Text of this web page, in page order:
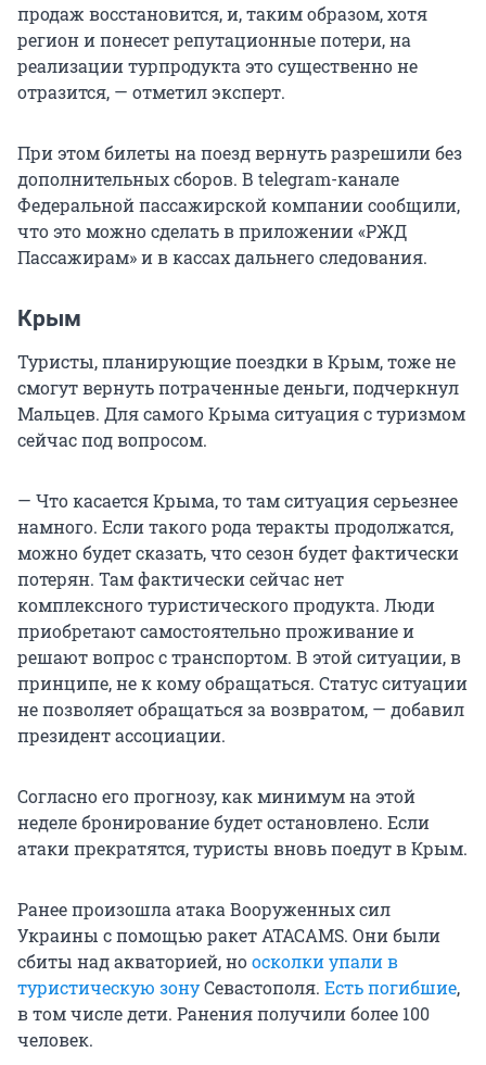
продаж восстановится, и, таким образом, хотя
регион и понесет репутационные потери, на
реализации турпродукта это существенно не
отразится, — отметил эксперт.
При этом билеты на поезд вернуть разрешили без
дополнительных сборов. В telegram-канале
Федеральной пассажирской компании сообщили,
что это можно сделать в приложении «РЖД
Пассажирам» и в кассах дальнего следования.
Крым
Туристы, планирующие поездки в Крым, тоже не
смогут вернуть потраченные деньги, подчеркнул
Мальцев. Для самого Крыма ситуация с туризмом
сейчас под вопросом.
— Что касается Крыма, то там ситуация серьезнее
намного. Если такого рода теракты продолжатся,
можно будет сказать, что сезон будет фактически
потерян. Там фактически сейчас нет
комплексного туристического продукта. Люди
приобретают самостоятельно проживание и
решают вопрос с транспортом. В этой ситуации, в
принципе, не к кому обращаться. Статус ситуации
не позволяет обращаться за возвратом, — добавил
президент ассоциации.
Согласно его прогнозу, как минимум на этой
неделе бронирование будет остановлено. Если
атаки прекратятся, туристы вновь поедут в Крым.
Ранее произошла атака Вооруженных сил
Украины с помощью ракет ATACAMS. Они были
сбиты над акваторией, ноосколки упали в
туристическую зонуСевастополя. Есть погибшие,
в том числе дети. Ранения получили более 100
человек.